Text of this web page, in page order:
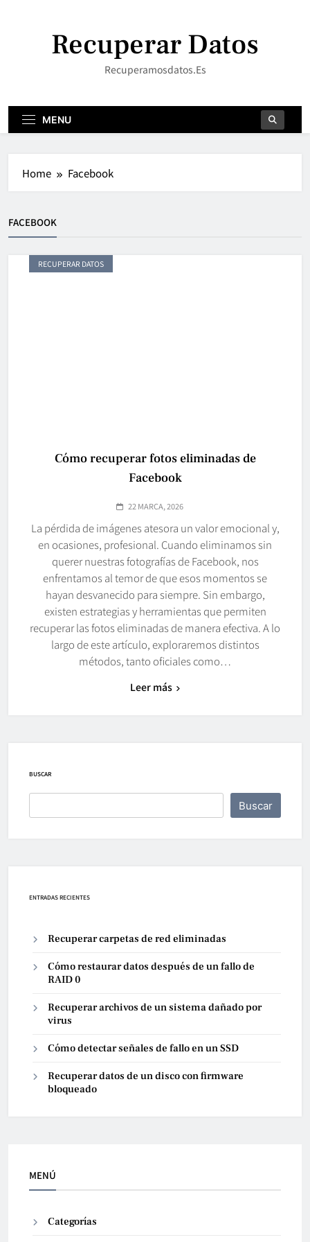
Recuperar Datos
Recuperamosdatos.es
MENU
Home Facebook
FACEBOOK
RECUPERAR DATOS
Cómo recuperar fotos eliminadas de
Facebook
22 MARCA, 2026
La pérdida de imágenes atesora un valor emocional y,
en ocasiones, profesional. Cuando eliminamos sin
querer nuestras fotografías de Facebook, nos
enfrentamos al temor de que esos momentos se
hayan desvanecido para siempre. Sin embargo,
existen estrategias y herramientas que permiten
recuperar las fotos eliminadas de manera efectiva. A lo
largo de este artículo, exploraremos distintos
métodos, tanto oficiales como…
Leer más
BUSCAR
Buscar
ENTRADAS RECIENTES
Recuperar carpetas de red eliminadas
Cómo restaurar datos después de un fallo de
RAID 0
Recuperar archivos de un sistema dañado por
virus
Cómo detectar señales de fallo en un SSD
Recuperar datos de un disco con firmware
bloqueado
MENÚ
Categorías